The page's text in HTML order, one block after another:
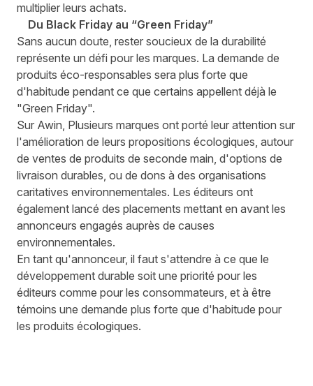
multiplier leurs achats.
Du Black Friday au “Green Friday”
Sans aucun doute, rester soucieux de la durabilité
représente un défi pour les marques. La demande de
produits éco-responsables sera plus forte que
d'habitude pendant ce que certains appellent déjà le
"Green Friday".
Sur Awin, Plusieurs marques ont porté leur attention sur
l'amélioration de leurs propositions écologiques, autour
de ventes de produits de seconde main, d'options de
livraison durables, ou de dons à des organisations
caritatives environnementales. Les éditeurs ont
également lancé des placements mettant en avant les
annonceurs engagés auprès de causes
environnementales.
En tant qu'annonceur, il faut s'attendre à ce que le
développement durable soit une priorité pour les
éditeurs comme pour les consommateurs, et à être
témoins une demande plus forte que d'habitude pour
les produits écologiques.